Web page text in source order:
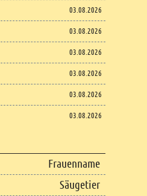
03.08.2026
03.08.2026
03.08.2026
03.08.2026
03.08.2026
03.08.2026
Frauenname
Säugetier